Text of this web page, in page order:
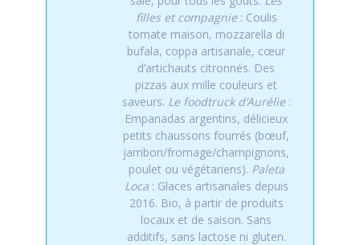
filles et compagnie: Coulis
tomate maison, mozzarella di
bufala, coppa artisanale, cœur
d’artichauts citronnés. Des
pizzas aux mille couleurs et
saveurs. Le foodtruck d’Aurélie:
Empanadas argentins, délicieux
petits chaussons fourrés (bœuf,
jambon/fromage/champignons,
poulet ou végétariens). Paleta
Loca: Glaces artisanales depuis
2016. Bio, à partir de produits
locaux et de saison. Sans
additifs, sans lactose ni gluten.